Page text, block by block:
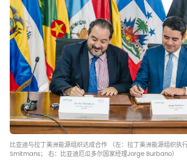
比亚迪与拉丁美洲能源组织达成合作 （左：拉丁美洲能源组织
Smitmans； 右：比亚迪厄瓜多尔国家经理Jorge Burbano）